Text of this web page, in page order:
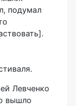
подумал
Левченко
вышло